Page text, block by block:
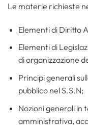
Le materie richieste
Elementi di Diritto
Elementi di
di organizzazione
Principi generali
pubblico nel S.S.N;
Nozioni generali in
amministrativa,